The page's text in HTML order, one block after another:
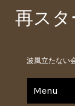
再ス
波風立たない
Menu